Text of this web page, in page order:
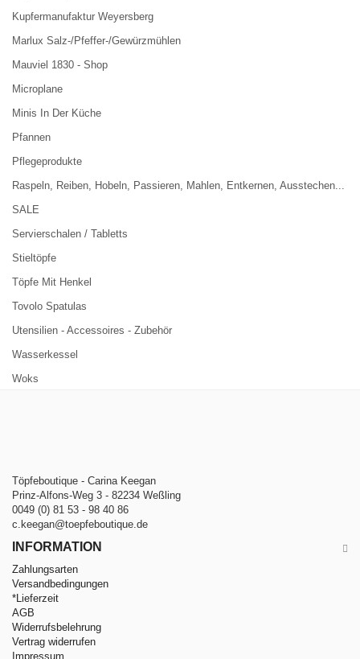
Kupfermanufaktur Weyersberg
Marlux Salz-/Pfeffer-/Gewürzmühlen
Mauviel 1830 - Shop
Microplane
Minis In Der Küche
Pfannen
Pflegeprodukte
Raspeln, Reiben, Hobeln, Passieren, Mahlen, Entkernen, Ausstechen...
SALE
Servierschalen / Tabletts
Stieltöpfe
Töpfe Mit Henkel
Tovolo Spatulas
Utensilien - Accessoires - Zubehör
Wasserkessel
Woks
Töpfeboutique - Carina Keegan
Prinz-Alfons-Weg 3 - 82234 Weßling
0049 (0) 81 53 - 98 40 86
c.keegan@toepfeboutique.de
INFORMATION
Zahlungsarten
Versandbedingungen
*Lieferzeit
AGB
Widerrufsbelehrung
Vertrag widerrufen
Impressum